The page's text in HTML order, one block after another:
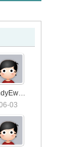
TandyEwald
03